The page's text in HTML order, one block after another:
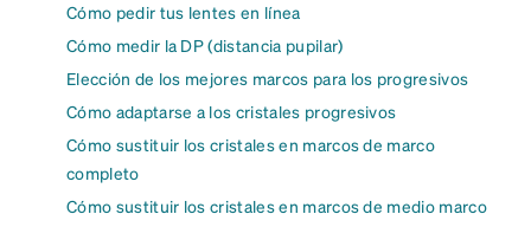
Cómo pedir tus lentes en línea
Cómo medir la DP (distancia pupilar)
Elección de los mejores marcos para los progresivos
Cómo adaptarse a los cristales progresivos
Cómo sustituir los cristales en marcos de marco
completo
Cómo sustituir los cristales en marcos de medio marco